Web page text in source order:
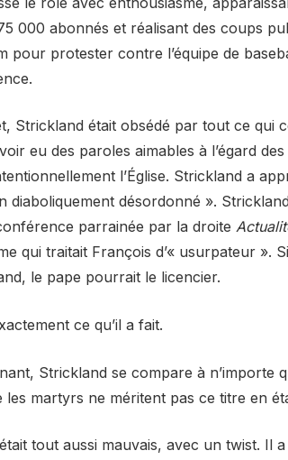
000 abonnés et réalisant des coups
pour protester contre l’équipe de
Strickland était obsédé par tout ce qui
eu des paroles aimables à l’égard
l’Église. Strickland a
diaboliquement désordonné ».
parrainée par la droite
qui traitait François d’« usurpateur ».
le pape pourrait le licencier.
ce qu’il a fait.
Strickland se compare à n’importe
les martyrs ne méritent pas ce titre en
tout aussi mauvais, avec un twist. Il